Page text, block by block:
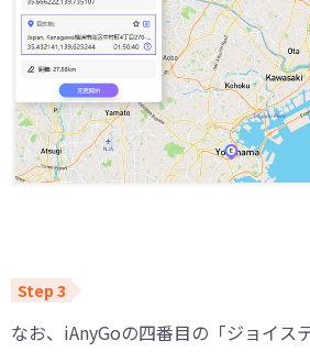
なお、iAnyGoの四番目の「ジョイス